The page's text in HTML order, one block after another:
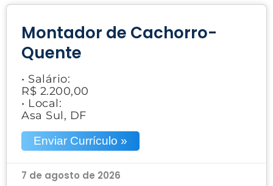
Montador de Cachorro-
Quente
• Salário:
R$ 2.200,00
• Local:
Asa Sul, DF
Enviar Currículo »
7 de agosto de 2026